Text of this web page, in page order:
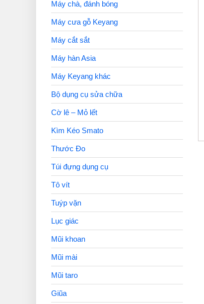
Máy chà, đánh bóng
Máy cưa gỗ Keyang
Máy cắt sắt
Máy hàn Asia
Máy Keyang khác
Bộ dụng cụ sửa chữa
Cờ lê – Mỏ lết
Kìm Kéo Smato
Thước Đo
Túi đựng dụng cụ
Tô vít
Tuýp vặn
Lục giác
Mũi khoan
Mũi mài
Mũi taro
Giũa